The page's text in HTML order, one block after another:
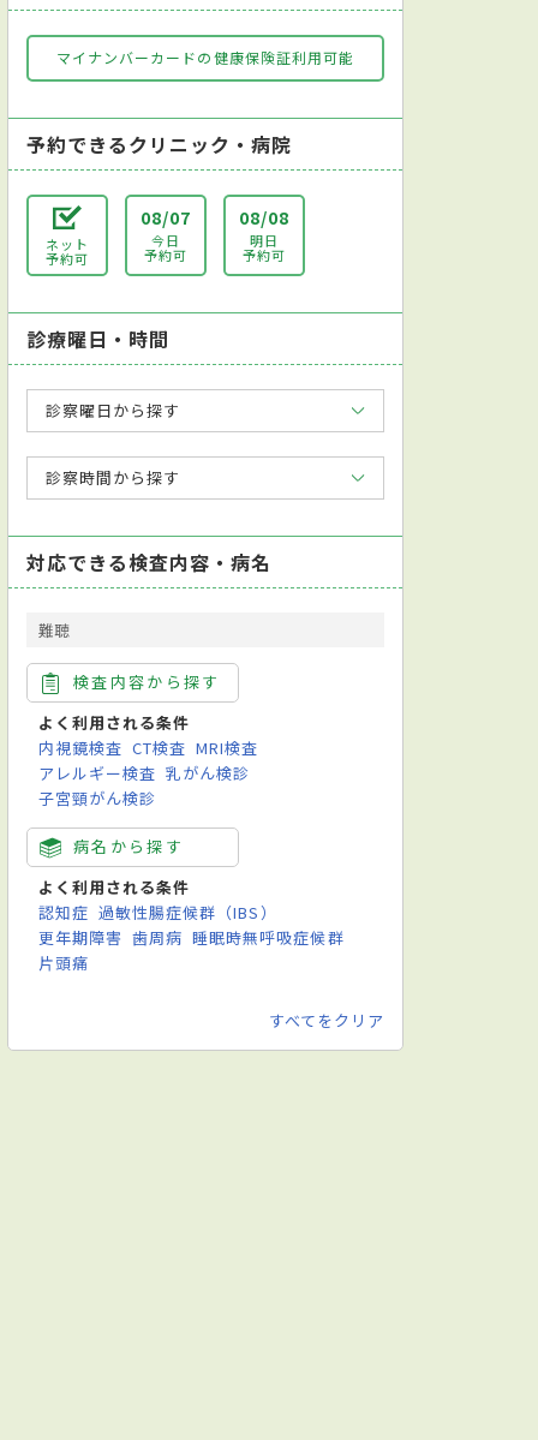
マイナンバーカードの健康保険証利用可能
予約できるクリニック・病院
ネット
予約可
08/07
今日
予約可
08/08
明日
予約可
診療曜日・時間
診察曜日から探す
診察時間から探す
対応できる検査内容・病名
難聴
検査内容から探す
よく利用される条件
内視鏡検査 CT検査 MRI検査
アレルギー検査 乳がん検診
子宮頸がん検診
病名から探す
よく利用される条件
認知症 過敏性腸症候群（IBS）
更年期障害 歯周病 睡眠時無呼吸症候群
片頭痛
すべてをクリア